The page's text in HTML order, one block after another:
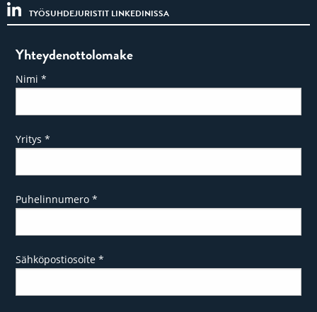
TYÖSUHDEJURISTIT LINKEDINISSA
Yhteydenottolomake
Nimi*
Yritys*
Puhelinnumero*
Sähköpostiosoite*